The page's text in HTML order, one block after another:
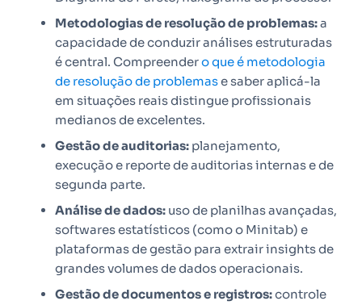
Metodologias de resolução de problemas:a
capacidade de conduzir análises estruturadas
é central. Compreendero que é metodologia
de resolução de problemase saber aplicá-la
em situações reais distingue profissionais
medianos de excelentes.
Gestão de auditorias: planejamento,
execução e reporte de auditorias internas e de
segunda parte.
Análise de dados: uso de planilhas avançadas,
softwares estatísticos (como o Minitab) e
plataformas de gestão para extrair insights de
grandes volumes de dados operacionais.
Gestão de documentos e registros:controle